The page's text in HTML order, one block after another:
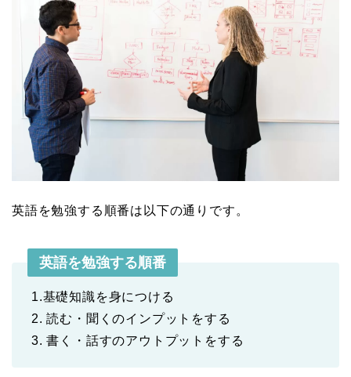
英語を勉強する順番は以下の通りです。
英語を勉強する順番
1.基礎知識を身につける
2. 読む・聞くのインプットをする
3. 書く・話すのアウトプットをする